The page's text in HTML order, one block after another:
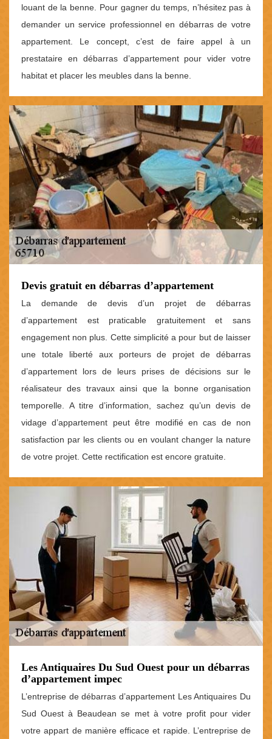
louant de la benne. Pour gagner du temps, n’hésitez pas à
demander un service professionnel en débarras de votre
appartement. Le concept, c’est de faire appel à un
prestataire en débarras d’appartement pour vider votre
habitat et placer les meubles dans la benne.
Devis gratuit en débarras d’appartement
La demande de devis d’un projet de débarras
d’appartement est praticable gratuitement et sans
engagement non plus. Cette simplicité a pour but de laisser
une totale liberté aux porteurs de projet de débarras
d’appartement lors de leurs prises de décisions sur le
réalisateur des travaux ainsi que la bonne organisation
temporelle. A titre d’information, sachez qu’un devis de
vidage d’appartement peut être modifié en cas de non
satisfaction par les clients ou en voulant changer la nature
de votre projet. Cette rectification est encore gratuite.
Les Antiquaires Du Sud Ouest pour un débarras
d’appartement impec
L’entreprise de débarras d’appartement Les Antiquaires Du
Sud Ouest à Beaudean se met à votre profit pour vider
votre appart de manière efficace et rapide. L’entreprise de